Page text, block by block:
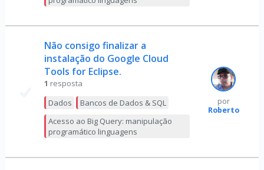
Não consigo finalizar a
instalação do Google Cloud
Tools for Eclipse.
1 resposta
Dados
Bancos de Dados & SQL
Acesso ao Big Query: manipulação
programático linguagens
por
Roberto